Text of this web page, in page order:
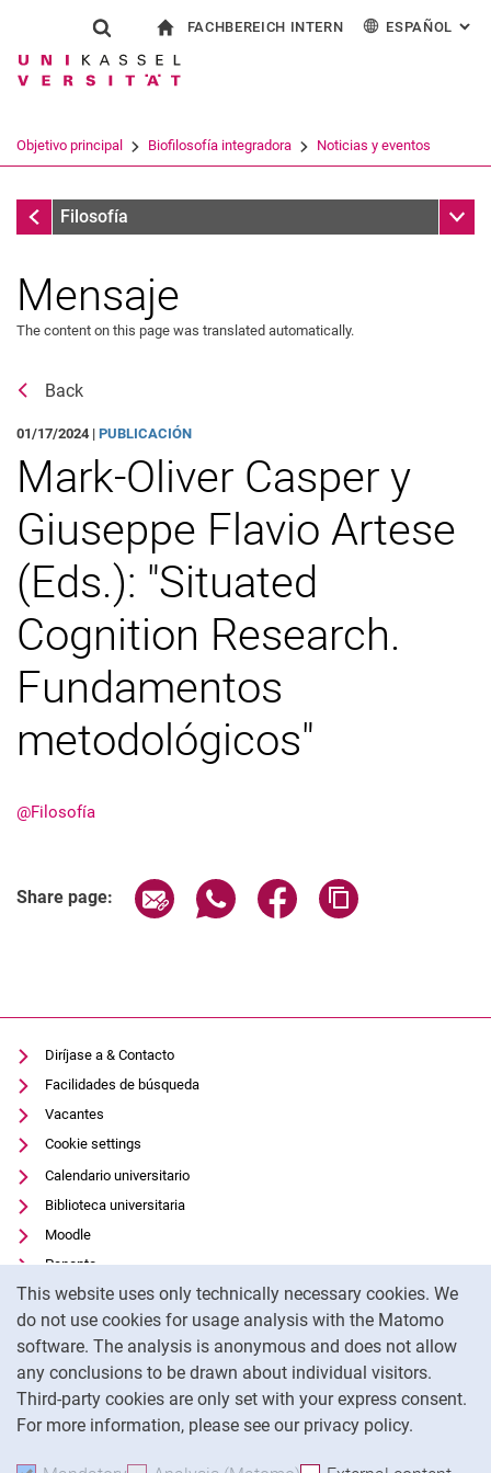
Jump directly to: content
Jump directly to: search
Jump directly to: main
This website uses only technically necessary cookies. We
do not use cookies for usage analysis with the Matomo
software. The analysis is anonymous and does not allow
any conclusions to be drawn about individual visitors.
Third-party cookies are only set with your express consent.
For more information, please see our privacy policy.
Show search form
Search term
Search (opens an external link in a
FACHBEREICH INTERN ESPAÑOL :
Objetivo principal Biofilosofía integradora Noticias y eventos
Noticias y eventos
Filosofía Sub
Biofilosofía integradora
Noticias y eventos
Biofilosofía: constelaciones y firmas
La cognición como conjunto vivo
Formas de práctica, formas de conocimiento
Los experimentos mentales y su papel mediador
Hermenéutica de la naturaleza y lógica de lo vivo
Jakob von Uexküll y la filosofía
Conceptos teóricos musicales y naturaleza orgánica
Filosofía de la cognición situada
Mensaje
The content on this page was translated automatically.
Back
01/17/2024 | PUBLICACIÓN
Mark-Oliver Casper y
Giuseppe Flavio Artese
(Eds.): "Situated
Cognition Research.
Fundamentos
metodológicos"
@Filosofía
Share page: Share page via email
Share page via WhatsApp
Share page via
Diríjase a & Contacto
Facilidades de búsqueda
Vacantes
Cookie settings
Calendario universitario
Biblioteca universitaria
Moodle
Panopto
Protección de datos
Accesibilidad
Uso transparente de la IA